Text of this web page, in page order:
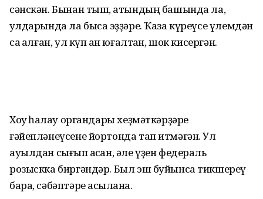
сәнскән. Бынан тыш, ҡатындың башында ла,
ҡулдарында ла бысаҡ эҙҙәре. Ҡаза күреүсе үлемдән
саҡ ҡалған, ул күп ҡан юғалтҡан, шок кисергән.
Хоҡуҡ һаҡлау органдары хеҙмәткәрҙәре
ғәйепләнеүсене йортонда тап итмәгән. Ул
ауылдан сығып ҡасҡан, әле үҙен федераль
розыскка биргәндәр. Был эш буйынса тикшереү
бара, сәбәптәре асыҡлана.